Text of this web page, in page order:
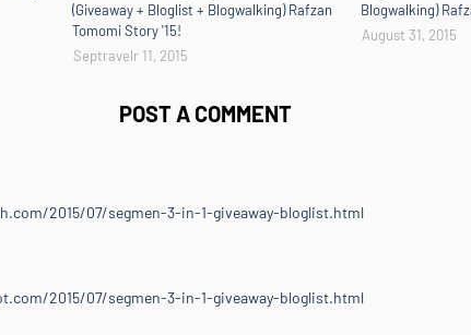
(Giveaway + Bloglist + Blogwalking) Rafzan
Tomomi Story '15!
Septravelr 11, 2015
Blogwalking)
August 31, 2015
POST A COMMENT
2015/07/segmen-3-in-1-giveaway-bloglist.html
2015/07/segmen-3-in-1-giveaway-bloglist.html